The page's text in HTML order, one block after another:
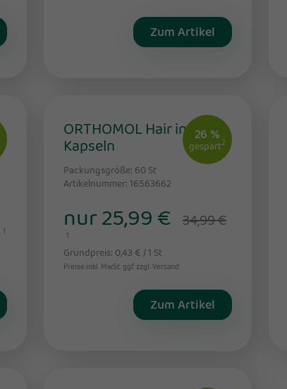
Zum Artikel
1
26 %
gespart2
ORTHOMOL Hair intense
Kapseln
Packungsgröße: 60 St
Artikelnummer: 16563662
nur 25,99 € 34,99 €
1
Grundpreis: 0,43 € / 1 St
Preise inkl. MwSt. ggf. zzgl. Versand
Zum Artikel